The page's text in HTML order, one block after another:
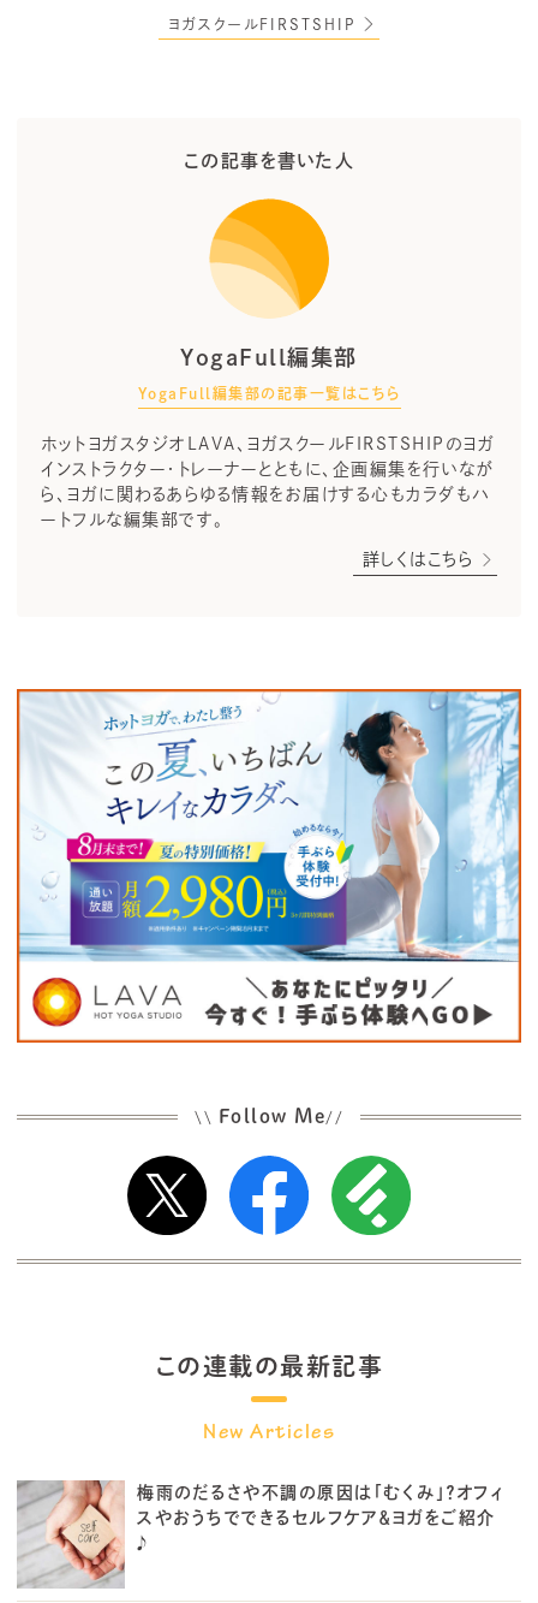
ヨガスクールFIRSTSHIP
この記事を書いた人
YogaFull編集部
YogaFull編集部の記事一覧はこちら
ホットヨガスタジオLAVA、ヨガスクールFIRSTSHIPのヨガ
インストラクター・トレーナーとともに、企画編集を行いなが
ら、ヨガに関わるあらゆる情報をお届けする心もカラダもハ
ートフルな編集部です。
詳しくはこちら
\\ Follow Me//
この連載の最新記事
梅雨のだるさや不調の原因は「むくみ」？オフィ
スやおうちでできるセルフケア＆ヨガをご紹介
♪